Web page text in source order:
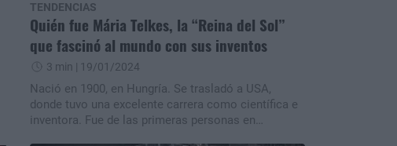
TENDENCIAS
Quién fue Mária Telkes, la “Reina del Sol”
que fascinó al mundo con sus inventos
3 min | 19/01/2024
Nació en 1900, en Hungría. Se trasladó a USA,
donde tuvo una excelente carrera como científica e
inventora. Fue de las primeras personas en